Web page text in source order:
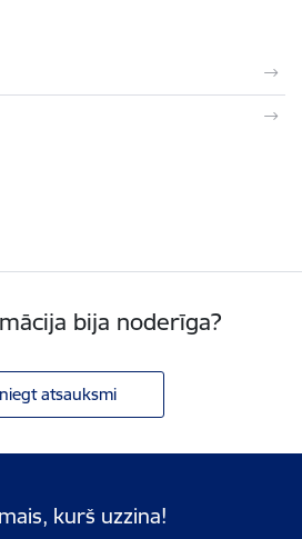
bija noderīga?
atsauksmi
kurš uzzina!